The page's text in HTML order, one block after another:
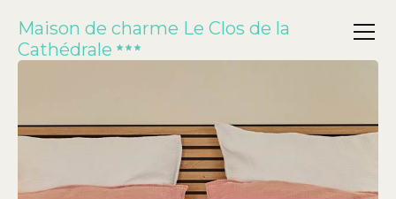
Maison de charme Le Clos de la
Cathédrale